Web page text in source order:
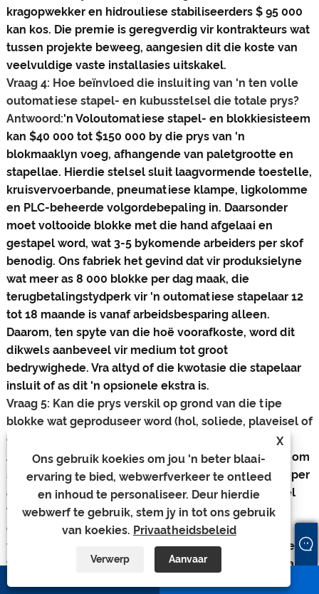
kragopwekker en hidrouliese stabiliseerders $ 95 000
kan kos. Die premie is geregverdig vir kontrakteurs wat
tussen projekte beweeg, aangesien dit die koste van
veelvuldige vaste installasies uitskakel.
Vraag 4: Hoe beïnvloed die insluiting van 'n ten volle
outomatiese stapel- en kubusstelsel die totale prys?
Antwoord:'n Voloutomatiese stapel- en blokkiesisteem
kan $40 000 tot $150 000 by die prys van 'n
blokmaaklyn voeg, afhangende van paletgrootte en
stapellae. Hierdie stelsel sluit laagvormende toestelle,
kruisvervoerbande, pneumatiese klampe, ligkolomme
en PLC-beheerde volgordebepaling in. Daarsonder
moet voltooide blokke met die hand afgelaai en
gestapel word, wat 3-5 bykomende arbeiders per skof
benodig. Ons fabriek het gevind dat vir produksielyne
wat meer as 8 000 blokke per dag maak, die
terugbetalingstydperk vir 'n outomatiese stapelaar 12
tot 18 maande is vanaf arbeidsbesparing alleen.
Daarom, ten spyte van die hoë voorafkoste, word dit
dikwels aanbeveel vir medium tot groot
bedrywighede. Vra altyd of die kwotasie die stapelaar
insluit of as dit 'n opsionele ekstra is.
Vraag 5: Kan die prys verskil op grond van die tipe
blokke wat geproduseer word (hol, soliede, plaveisel of
grasblokke)?
Antwoord:Absoluut. 'n Masjien wat gekonfigureer is om
slegs standaard hol blokke te vervaardig, is goedkoper
as 'n veeldoelige masjien wat in staat is om te wissel
tussen soliede blokke, plaveisels, randstene en
grasblokke. Veeldoelige masjiene benodig vinnige
verandering vormstelsels, verwisselbare drukkoppe,
veranderlike amplitude-vibrasie en programmeerbare
hidrouliese profiele. Hierdie kenmerke verhoog
X
Ons gebruik koekies om jou 'n beter blaai-
ervaring te bied, webwerfverkeer te ontleed
en inhoud te personaliseer. Deur hierdie
webwerf te gebruik, stem jy in tot ons gebruik
van koekies. Privaatheidsbeleid
Verwerp Aanvaar